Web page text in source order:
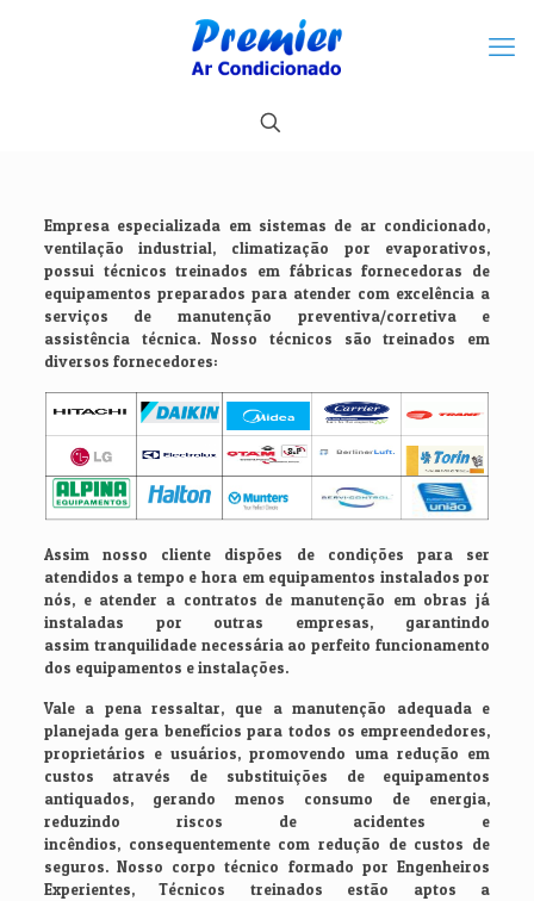
Empresa especializada em sistemas de ar condicionado,
ventilação industrial, climatização por evaporativos,
possui técnicos treinados em fábricas fornecedoras de
equipamentos preparados para atender com excelência a
serviços de manutenção preventiva/corretiva e
assistência técnica. Nosso técnicos são treinados em
diversos fornecedores:
Assim nosso cliente dispões de condições para ser
atendidos a tempo e hora em equipamentos instalados por
nós, e atender a contratos de manutenção em obras já
instaladas por outras empresas, garantindo
assim tranquilidade necessária ao perfeito funcionamento
dos equipamentos e instalações.
Vale a pena ressaltar, que a manutenção adequada e
planejada gera benefícios para todos os empreendedores,
proprietários e usuários, promovendo uma redução em
custos através de substituições de equipamentos
antiquados, gerando menos consumo de energia,
reduzindo riscos de acidentes e
incêndios, consequentemente com redução de custos de
seguros. Nosso corpo técnico formado por Engenheiros
Experientes, Técnicos treinados estão aptos a